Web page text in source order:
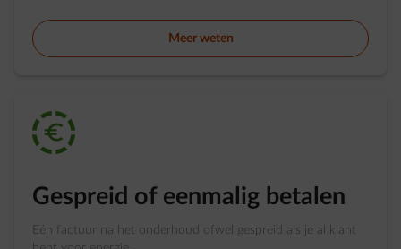
Meer weten
impulse-budget
Gespreid of eenmalig betalen
Eén factuur na het onderhoud ofwel gespreid als je al klant